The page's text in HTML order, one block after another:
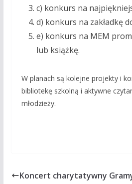
c) konkurs na
d) konkurs na zakładkę
e) konkurs na MEM
lub książkę.
W planach są kolejne projekty i
bibliotekę szkolną i aktywne
młodzieży.
Koncert charytatywny